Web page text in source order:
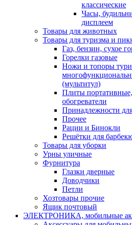
классические
Часы,
дисплеем
Товары для животных
Товары для туризма и
Газ, бензин, сухое
Горелки газовые
Ножи и топоры
(мультитул)
Плиты
обогреватели
Принадлежности
Прочее
Рации и Бинокли
Решётки для
Товары для уборки
Урны уличные
Фурнитура
Глазки дверные
Доводчики
Петли
Хозтовары прочие
Ящик почтовый
ЭЛЕКТРОНИКА, мобильные